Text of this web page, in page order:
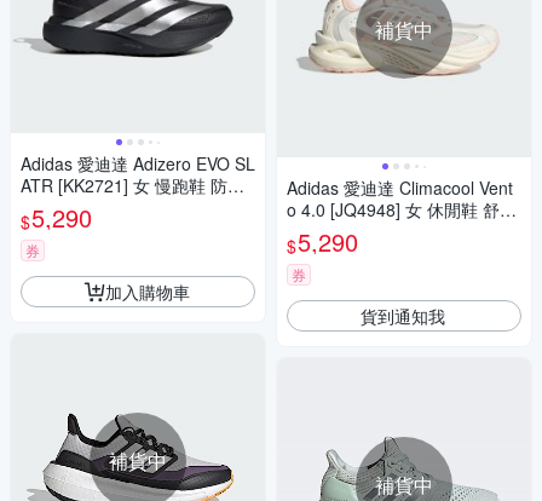
Adidas 愛迪達 Adizero EVO SL
ATR [KK2721] 女 慢跑鞋 防潑
水 跑鞋 路跑 黑 銀
$5,290
券
加入購物車
補貨中
補貨中
Adidas 愛迪達 Climacool Vent
o 4.0 [JQ4948] 女 休閒鞋 舒適
米 粉紅
$5,290
券
貨到通知我
補貨中